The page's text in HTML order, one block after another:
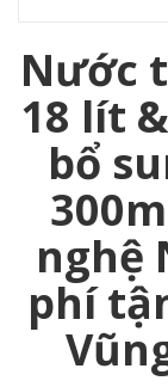
Nước
18 lít
bổ
nghệ
phí